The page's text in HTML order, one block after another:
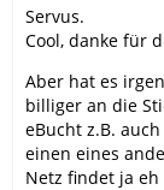
Servus.
Cool, danke für
Aber hat es
billiger an die
eBucht z.B.
einen eines
Netz findet ja